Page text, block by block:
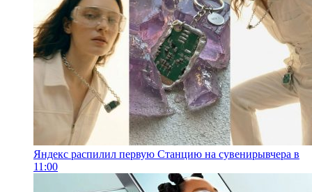
Яндекс распилил первую Станцию на сувенирывчера в
11:00